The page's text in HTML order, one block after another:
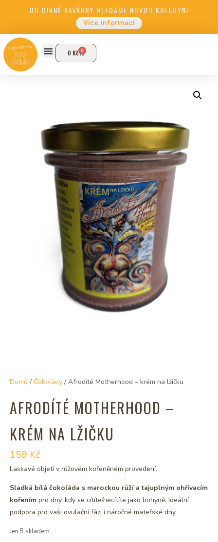
DO DIVNÉ KAVÁRNY HLEDÁME NOVOU KOLEGYNI
Více informací
0 Kč 0
Domů / Čokolády / Afrodíté Motherhood – krém na lžičku
AFRODÍTÉ MOTHERHOOD –
KRÉM NA LŽIČKU
159 Kč
Laskavé objetí v růžovém kořeněném provedení.
Sladká bílá čokoláda s marockou růží a tajuplným ohřívacím
kořením pro dny, kdy se cítíte/necítíte jako bohyně. Ideální
podpora pro vaši ovulační fázi i náročné mateřské dny.
Jen 5 skladem